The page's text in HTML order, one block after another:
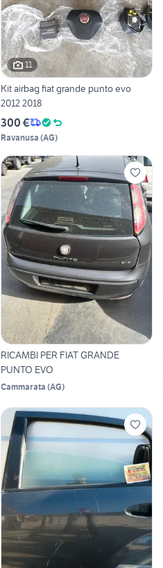
11
Kit airbag fiat grande punto evo
2012 2018
300 €
Ravanusa (AG)
RICAMBI PER FIAT GRANDE
PUNTO EVO
Cammarata (AG)